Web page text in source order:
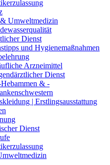
Umweltmedizin
Dienst
und Hygienemaßnahmen
Arzneimittel
Dienst
& -
| Erstlingsausstattung
Dienst